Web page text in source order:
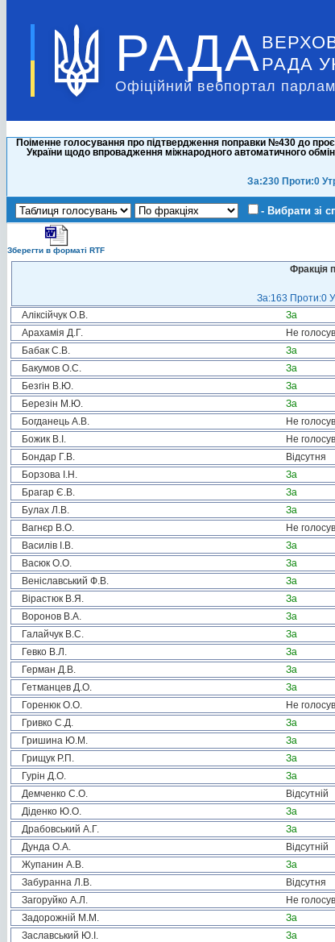
РАДА РАДА
Офіційний вебпортал
Поіменне голосування про підтвердження поправки №430 до
України щодо впровадження міжнародного автоматичного
За:230 Проти:0
- Вибрати зі
Зберегти в форматі RTF
Фракція
За:163 Проти:0
Аліксійчук О.В.
За
Арахамія Д.Г.
Не
Бабак С.В.
За
Бакумов О.С.
За
Безгін В.Ю.
За
Березін М.Ю.
За
Богданець А.В.
Не
Божик В.І.
Не
Бондар Г.В.
Відсутня
Борзова І.Н.
За
Брагар Є.В.
За
Булах Л.В.
За
Вагнєр В.О.
Не
Василів І.В.
За
Васюк О.О.
За
Веніславський Ф.В.
За
Вірастюк В.Я.
За
Воронов В.А.
За
Галайчук В.С.
За
Гевко В.Л.
За
Герман Д.В.
За
Гетманцев Д.О.
За
Горенюк О.О.
Не
Гривко С.Д.
За
Гришина Ю.М.
За
Грищук Р.П.
За
Гурін Д.О.
За
Демченко С.О.
Відсутній
Діденко Ю.О.
За
Драбовський А.Г.
За
Дунда О.А.
Відсутній
Жупанин А.В.
За
Забуранна Л.В.
Відсутня
Загоруйко А.Л.
Не
Задорожній М.М.
За
Заславський Ю.І.
За